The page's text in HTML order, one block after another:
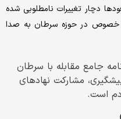
دچار تغییرات نامطلوبی شده
خصوص در حوزه سرطان به صدا
جامع مقابله با سرطان
مشارکت نهادهای
است.